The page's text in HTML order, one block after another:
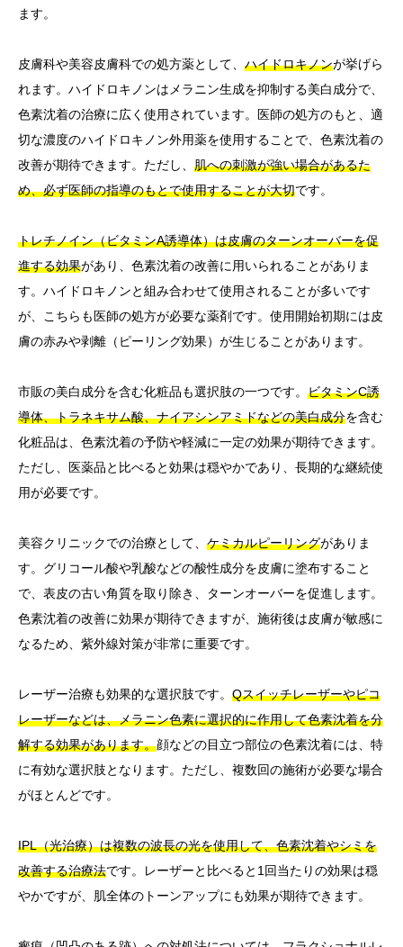
ます。
皮膚科や美容皮膚科での処方薬として、 ハイドロキノンが挙げら
れます。ハイドロキノンはメラニン生成を抑制する美白成分で、
色素沈着の治療に広く使用されています。医師の処方のもと、適
切な濃度のハイドロキノン外用薬を使用することで、色素沈着の
改善が期待できます。ただし、 肌への刺激が強い場合があるた
め、必ず医師の指導のもとで使用することが大切です。
トレチノイン（ビタミンA誘導体）は皮膚のターンオーバーを促
進する効果があり、色素沈着の改善に用いられることがありま
す。ハイドロキノンと組み合わせて使用されることが多いです
が、こちらも医師の処方が必要な薬剤です。使用開始初期には皮
膚の赤みや剥離（ピーリング効果）が生じることがあります。
市販の美白成分を含む化粧品も選択肢の一つです。 ビタミンC誘
導体、トラネキサム酸、ナイアシンアミドなどの美白成分を含む
化粧品は、色素沈着の予防や軽減に一定の効果が期待できます。
ただし、医薬品と比べると効果は穏やかであり、長期的な継続使
用が必要です。
美容クリニックでの治療として、 ケミカルピーリングがありま
す。グリコール酸や乳酸などの酸性成分を皮膚に塗布すること
で、表皮の古い角質を取り除き、ターンオーバーを促進します。
色素沈着の改善に効果が期待できますが、施術後は皮膚が敏感に
なるため、紫外線対策が非常に重要です。
レーザー治療も効果的な選択肢です。 Qスイッチレーザーやピコ
レーザーなどは、メラニン色素に選択的に作用して色素沈着を分
解する効果があります。顔などの目立つ部位の色素沈着には、特
に有効な選択肢となります。ただし、複数回の施術が必要な場合
がほとんどです。
IPL（光治療）は複数の波長の光を使用して、色素沈着やシミを
改善する治療法です。レーザーと比べると1回当たりの効果は穏
やかですが、肌全体のトーンアップにも効果が期待できます。